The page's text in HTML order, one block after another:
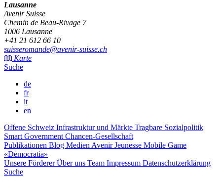
Lausanne
Avenir Suisse
Chemin de Beau-Rivage 7
1006 Lausanne
+41 21 612 66 10
suisseromande@avenir-suisse.ch
Karte
Suche
de
fr
it
en
Offene Schweiz Infrastruktur und Märkte Tragbare Sozialpolitik
Smart Government Chancen-Gesellschaft
Publikationen Blog Medien Avenir Jeunesse Mobile Game
«Democratia»
Unsere FördererÜber uns Team Impressum Datenschutzerklärung
Suche